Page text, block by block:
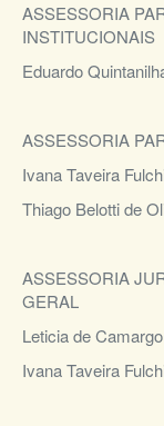
ASSESSORIA
INSTITUCIONAIS
Eduardo
ASSESSORIA
Ivana Taveira
Thiago Belotti de
ASSESSORIA
GERAL
Leticia de
Ivana Taveira